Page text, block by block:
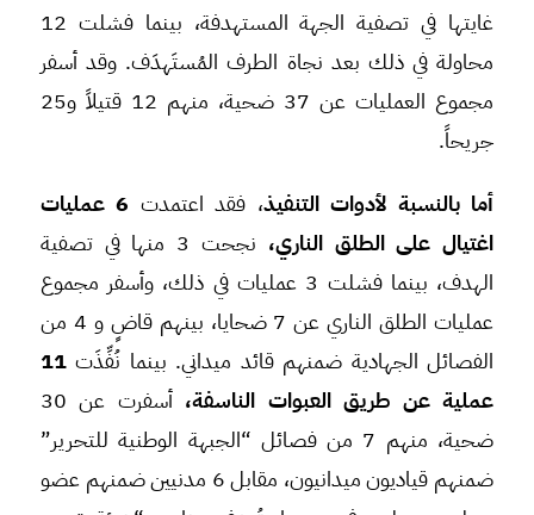
غايتها في تصفية الجهة المستهدفة، بينما فشلت 12
محاولة في ذلك بعد نجاة الطرف المُستَهدَف. وقد أسفر
مجموع العمليات عن 37 ضحية، منهم 12 قتيلاً و25
جريحاً.
أما بالنسبة لأدوات التنفيذ، فقد اعتمدت
6 عمليات
اغتيال على الطلق الناري،
نجحت 3 منها في تصفية
الهدف، بينما فشلت 3 عمليات في ذلك، وأسفر مجموع
عمليات الطلق الناري عن 7 ضحايا، بينهم قاضٍ و 4 من
الفصائل الجهادية ضمنهم قائد ميداني. بينما نُفِّذَت11
عملية عن طريق العبوات الناسفة،
أسفرت عن 30
ضحية، منهم 7 من فصائل “الجبهة الوطنية للتحرير”
ضمنهم قياديون ميدانيون، مقابل 6 مدنيين ضمنهم عضو